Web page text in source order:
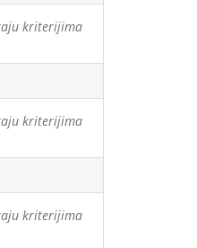
kriterijima
kriterijima
kriterijima